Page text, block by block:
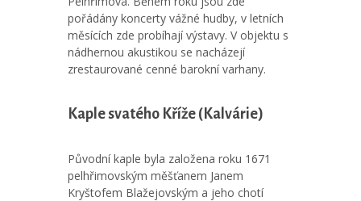
pořádány koncerty vážné hudby, v letních
měsících zde probíhají výstavy. V objektu s
nádhernou akustikou se nacházejí
zrestaurované cenné barokní varhany.
Kaple svatého Kříže (Kalvárie)
Původní kaple byla založena roku 1671
pelhřimovským měšťanem Janem
Kryštofem Blažejovským a jeho chotí